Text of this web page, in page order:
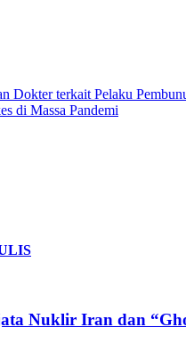
Dokter terkait Pelaku
di Massa Pandemi
Nuklir Iran dan